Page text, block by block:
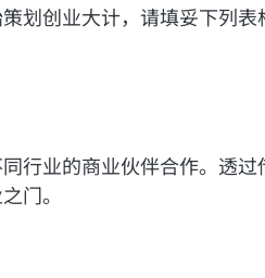
划创业大计，请填妥下列
行业的商业伙伴合作。透
门。